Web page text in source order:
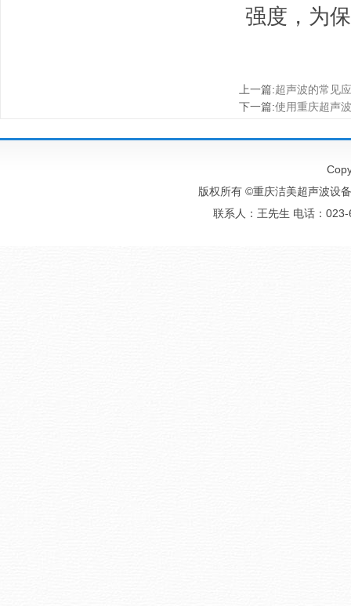
强度，为
上一篇:超声波的常见
下一篇:使用重庆超声
版权所有 ©重庆洁美超声波设
联系人：王先生 电话：